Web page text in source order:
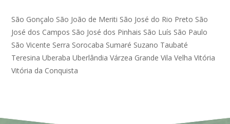
São Gonçalo São João de Meriti São José do Rio Preto São
José dos Campos São José dos Pinhais São Luís São Paulo
São Vicente Serra Sorocaba Sumaré Suzano Taubaté
Teresina Uberaba Uberlândia Várzea Grande Vila Velha Vitória
Vitória da Conquista